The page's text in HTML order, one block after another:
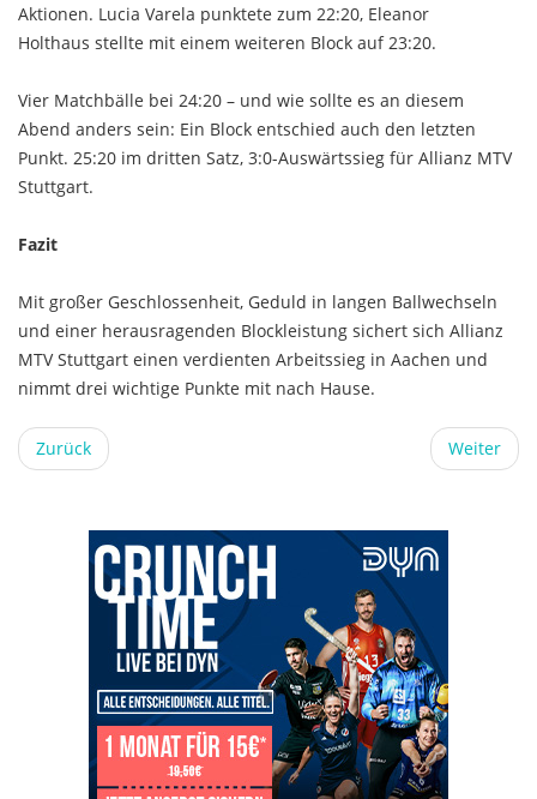
Aktionen. Lucia Varela punktete zum 22:20, Eleanor
Holthaus stellte mit einem weiteren Block auf 23:20.
Vier Matchbälle bei 24:20 – und wie sollte es an diesem
Abend anders sein: Ein Block entschied auch den letzten
Punkt. 25:20 im dritten Satz, 3:0-Auswärtssieg für Allianz MTV
Stuttgart.
Fazit
Mit großer Geschlossenheit, Geduld in langen Ballwechseln
und einer herausragenden Blockleistung sichert sich Allianz
MTV Stuttgart einen verdienten Arbeitssieg in Aachen und
nimmt drei wichtige Punkte mit nach Hause.
Zurück Weiter